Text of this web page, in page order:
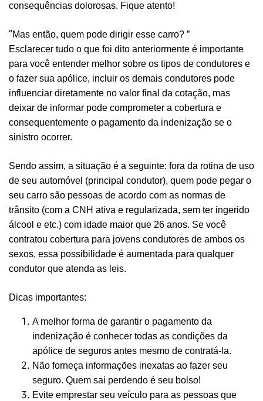
consequências dolorosas. Fique atento!
“Mas então, quem pode dirigir esse carro? ”
Esclarecer tudo o que foi dito anteriormente é importante
para você entender melhor sobre os tipos de condutores e
o fazer sua apólice, incluir os demais condutores pode
influenciar diretamente no valor final da cotação, mas
deixar de informar pode comprometer a cobertura e
consequentemente o pagamento da indenização se o
sinistro ocorrer.
Sendo assim, a situação é a seguinte: fora da rotina de uso
de seu automóvel (principal condutor), quem pode pegar o
seu carro são pessoas de acordo com as normas de
trânsito (com a CNH ativa e regularizada, sem ter ingerido
álcool e etc.) com idade maior que 26 anos. Se você
contratou cobertura para jovens condutores de ambos os
sexos, essa possibilidade é aumentada para qualquer
condutor que atenda as leis.
Dicas importantes:
A melhor forma de garantir o pagamento da
indenização é conhecer todas as condições da
apólice de seguros antes mesmo de contratá-la.
Não forneça informações inexatas ao fazer seu
seguro. Quem sai perdendo é seu bolso!
Evite emprestar seu veículo para as pessoas que